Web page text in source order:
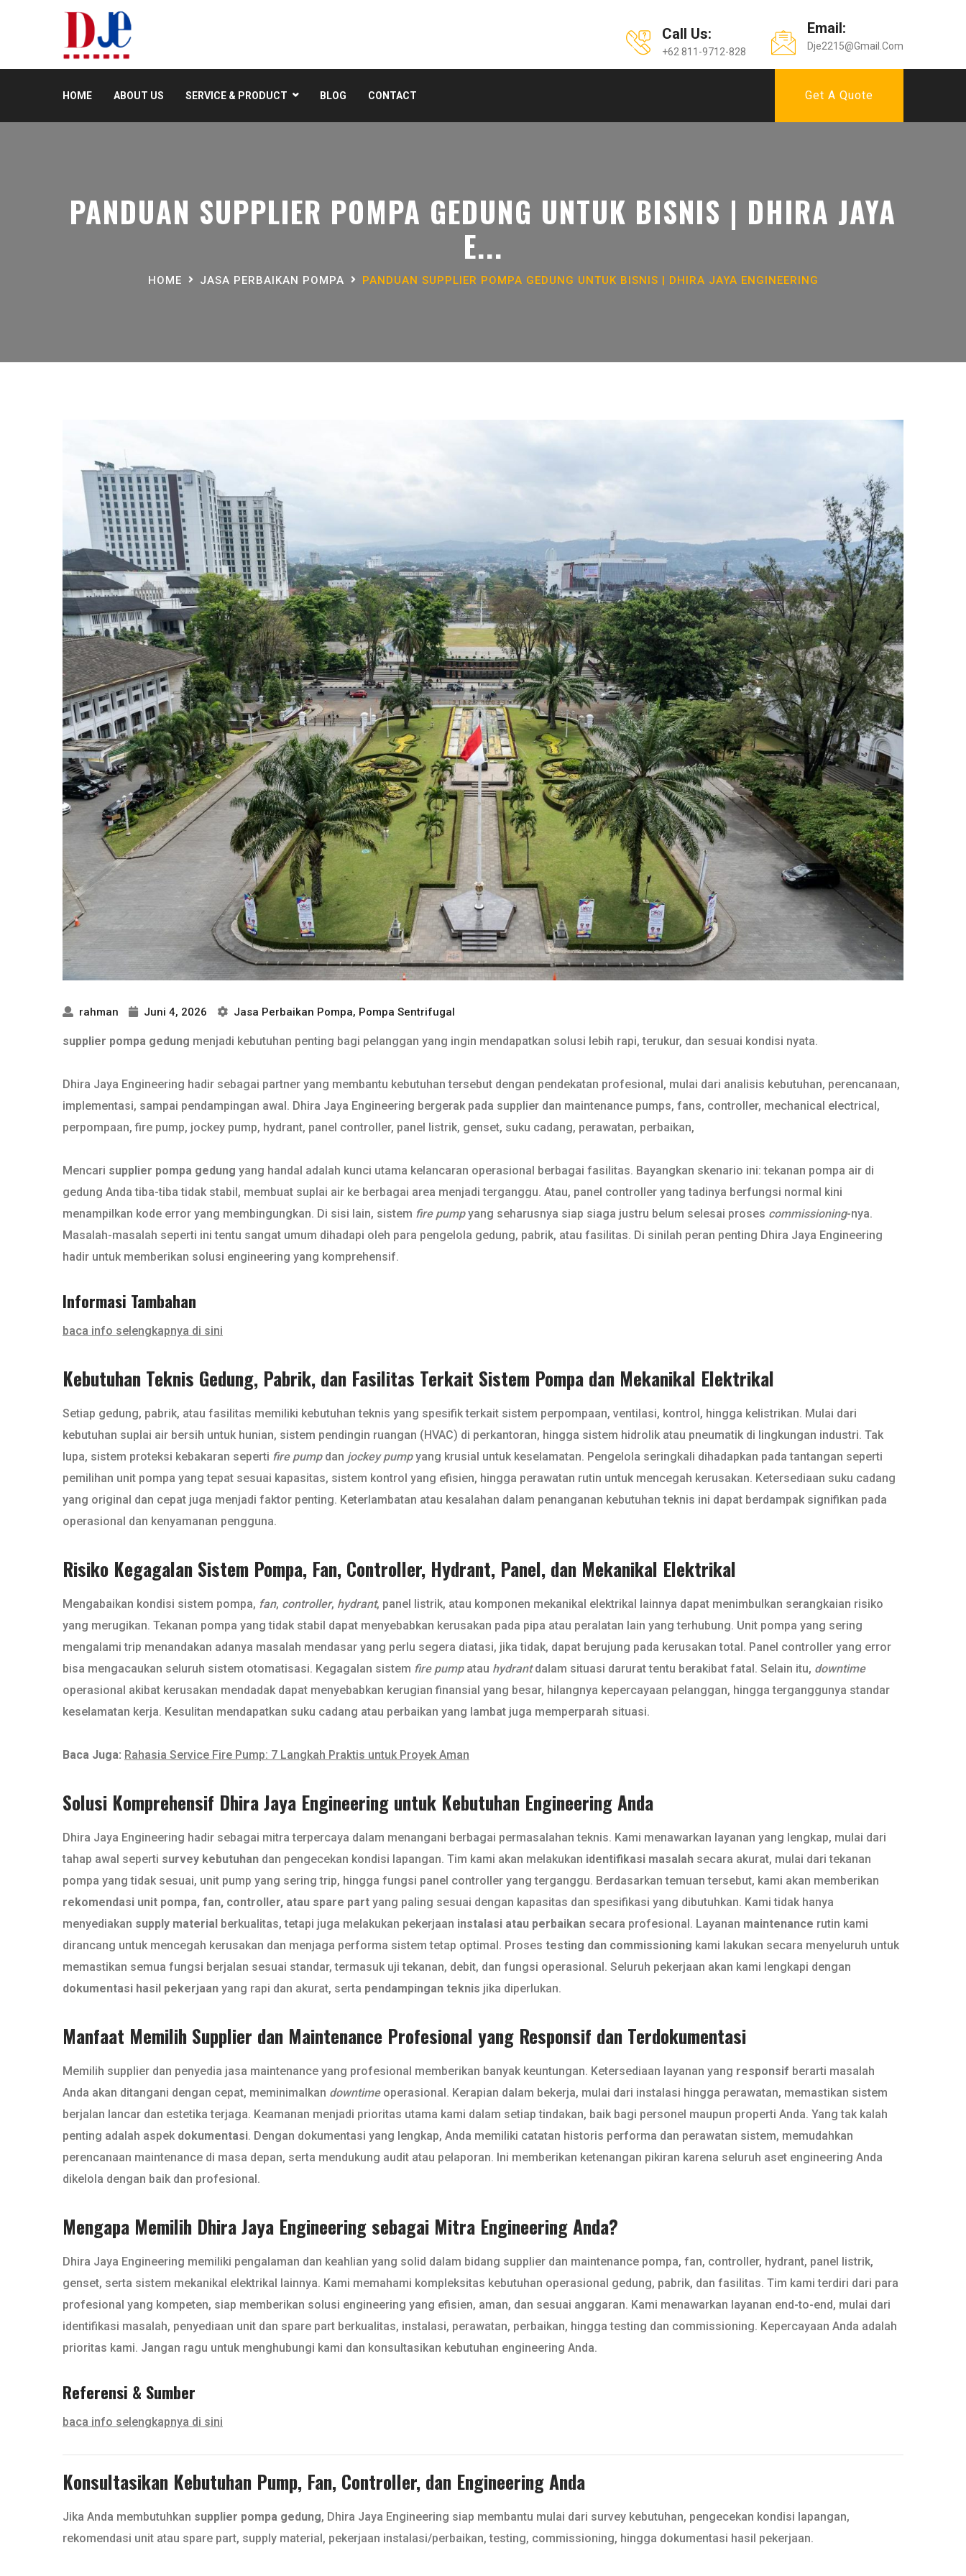
Call Us:
+62 811-9712-828
Email:
Dje2215@gmail.com
HOME ABOUT US SERVICE & PRODUCT BLOG CONTACT Get A Quote
PANDUAN SUPPLIER POMPA GEDUNG UNTUK BISNIS | DHIRA JAYA
E...
HOME JASA PERBAIKAN POMPA PANDUAN SUPPLIER POMPA GEDUNG UNTUK BISNIS | DHIRA JAYA ENGINEERING
rahman Juni 4, 2026 Jasa Perbaikan Pompa, Pompa Sentrifugal
supplier pompa gedung menjadi kebutuhan penting bagi pelanggan yang ingin mendapatkan solusi lebih rapi, terukur, dan sesuai kondisi nyata.
Dhira Jaya Engineering hadir sebagai partner yang membantu kebutuhan tersebut dengan pendekatan profesional, mulai dari analisis kebutuhan, perencanaan,
implementasi, sampai pendampingan awal. Dhira Jaya Engineering bergerak pada supplier dan maintenance pumps, fans, controller, mechanical electrical,
perpompaan, fire pump, jockey pump, hydrant, panel controller, panel listrik, genset, suku cadang, perawatan, perbaikan,
Mencari supplier pompa gedung yang handal adalah kunci utama kelancaran operasional berbagai fasilitas. Bayangkan skenario ini: tekanan pompa air di
gedung Anda tiba-tiba tidak stabil, membuat suplai air ke berbagai area menjadi terganggu. Atau, panel controller yang tadinya berfungsi normal kini
menampilkan kode error yang membingungkan. Di sisi lain, sistem fire pumpyang seharusnya siap siaga justru belum selesai proses commissioning-nya.
Masalah-masalah seperti ini tentu sangat umum dihadapi oleh para pengelola gedung, pabrik, atau fasilitas. Di sinilah peran penting Dhira Jaya Engineering
hadir untuk memberikan solusi engineering yang komprehensif.
Informasi Tambahan
baca info selengkapnya di sini
Kebutuhan Teknis Gedung, Pabrik, dan Fasilitas Terkait Sistem Pompa dan Mekanikal Elektrikal
Setiap gedung, pabrik, atau fasilitas memiliki kebutuhan teknis yang spesifik terkait sistem perpompaan, ventilasi, kontrol, hingga kelistrikan. Mulai dari
kebutuhan suplai air bersih untuk hunian, sistem pendingin ruangan (HVAC) di perkantoran, hingga sistem hidrolik atau pneumatik di lingkungan industri. Tak
lupa, sistem proteksi kebakaran seperti fire pumpdan jockey pumpyang krusial untuk keselamatan. Pengelola seringkali dihadapkan pada tantangan seperti
pemilihan unit pompa yang tepat sesuai kapasitas, sistem kontrol yang efisien, hingga perawatan rutin untuk mencegah kerusakan. Ketersediaan suku cadang
yang original dan cepat juga menjadi faktor penting. Keterlambatan atau kesalahan dalam penanganan kebutuhan teknis ini dapat berdampak signifikan pada
operasional dan kenyamanan pengguna.
Risiko Kegagalan Sistem Pompa, Fan, Controller, Hydrant, Panel, dan Mekanikal Elektrikal
Mengabaikan kondisi sistem pompa, fan, controller, hydrant, panel listrik, atau komponen mekanikal elektrikal lainnya dapat menimbulkan serangkaian risiko
yang merugikan. Tekanan pompa yang tidak stabil dapat menyebabkan kerusakan pada pipa atau peralatan lain yang terhubung. Unit pompa yang sering
mengalami trip menandakan adanya masalah mendasar yang perlu segera diatasi, jika tidak, dapat berujung pada kerusakan total. Panel controller yang error
bisa mengacaukan seluruh sistem otomatisasi. Kegagalan sistem fire pumpatau hydrantdalam situasi darurat tentu berakibat fatal. Selain itu, downtime
operasional akibat kerusakan mendadak dapat menyebabkan kerugian finansial yang besar, hilangnya kepercayaan pelanggan, hingga terganggunya standar
keselamatan kerja. Kesulitan mendapatkan suku cadang atau perbaikan yang lambat juga memperparah situasi.
Baca Juga: Rahasia Service Fire Pump: 7 Langkah Praktis untuk Proyek Aman
Solusi Komprehensif Dhira Jaya Engineering untuk Kebutuhan Engineering Anda
Dhira Jaya Engineering hadir sebagai mitra terpercaya dalam menangani berbagai permasalahan teknis. Kami menawarkan layanan yang lengkap, mulai dari
tahap awal seperti survey kebutuhan dan pengecekan kondisi lapangan. Tim kami akan melakukan identifikasi masalah secara akurat, mulai dari tekanan
pompa yang tidak sesuai, unit pump yang sering trip, hingga fungsi panel controller yang terganggu. Berdasarkan temuan tersebut, kami akan memberikan
rekomendasi unit pompa, fan, controller, atau spare part yang paling sesuai dengan kapasitas dan spesifikasi yang dibutuhkan. Kami tidak hanya
menyediakan supply material berkualitas, tetapi juga melakukan pekerjaan instalasi atau perbaikan secara profesional. Layanan maintenance rutin kami
dirancang untuk mencegah kerusakan dan menjaga performa sistem tetap optimal. Proses testing dan commissioning kami lakukan secara menyeluruh untuk
memastikan semua fungsi berjalan sesuai standar, termasuk uji tekanan, debit, dan fungsi operasional. Seluruh pekerjaan akan kami lengkapi dengan
dokumentasi hasil pekerjaan yang rapi dan akurat, serta pendampingan teknis jika diperlukan.
Manfaat Memilih Supplier dan Maintenance Profesional yang Responsif dan Terdokumentasi
Memilih supplier dan penyedia jasa maintenance yang profesional memberikan banyak keuntungan. Ketersediaan layanan yang responsif berarti masalah
Anda akan ditangani dengan cepat, meminimalkan downtimeoperasional. Kerapian dalam bekerja, mulai dari instalasi hingga perawatan, memastikan sistem
berjalan lancar dan estetika terjaga. Keamanan menjadi prioritas utama kami dalam setiap tindakan, baik bagi personel maupun properti Anda. Yang tak kalah
penting adalah aspek dokumentasi. Dengan dokumentasi yang lengkap, Anda memiliki catatan historis performa dan perawatan sistem, memudahkan
perencanaan maintenance di masa depan, serta mendukung audit atau pelaporan. Ini memberikan ketenangan pikiran karena seluruh aset engineering Anda
dikelola dengan baik dan profesional.
Mengapa Memilih Dhira Jaya Engineering sebagai Mitra Engineering Anda?
Dhira Jaya Engineering memiliki pengalaman dan keahlian yang solid dalam bidang supplier dan maintenance pompa, fan, controller, hydrant, panel listrik,
genset, serta sistem mekanikal elektrikal lainnya. Kami memahami kompleksitas kebutuhan operasional gedung, pabrik, dan fasilitas. Tim kami terdiri dari para
profesional yang kompeten, siap memberikan solusi engineering yang efisien, aman, dan sesuai anggaran. Kami menawarkan layanan end-to-end, mulai dari
identifikasi masalah, penyediaan unit dan spare part berkualitas, instalasi, perawatan, perbaikan, hingga testing dan commissioning. Kepercayaan Anda adalah
prioritas kami. Jangan ragu untuk menghubungi kami dan konsultasikan kebutuhan engineering Anda.
Referensi & Sumber
baca info selengkapnya di sini
Konsultasikan Kebutuhan Pump, Fan, Controller, dan Engineering Anda
Jika Anda membutuhkan supplier pompa gedung, Dhira Jaya Engineering siap membantu mulai dari survey kebutuhan, pengecekan kondisi lapangan,
rekomendasi unit atau spare part, supply material, pekerjaan instalasi/perbaikan, testing, commissioning, hingga dokumentasi hasil pekerjaan.